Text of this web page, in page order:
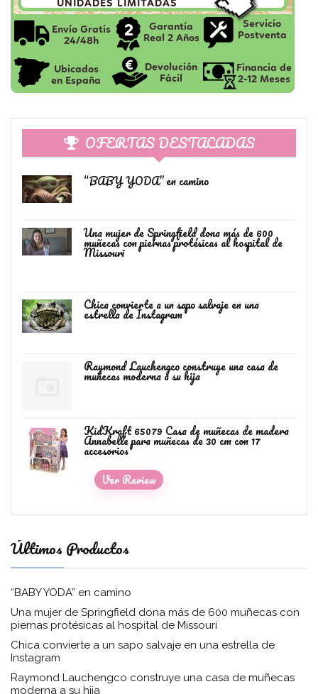
OFERTAS DESTACADAS
“BABY YODA” en camino
Una mujer de Springfield dona más de 600
muñecas con piernas protésicas al hospital de
Missouri
Chica convierte a un sapo salvaje en una
estrella de Instagram
Raymond Lauchengco construye una casa de
muñecas moderna a su hija
KidKraft 65079 Casa de muñecas de madera
Annabelle para muñecas de 30 cm con 17
accesorios
Ver Review
Últimos Productos
“BABY YODA” en camino
Una mujer de Springfield dona más de 600 muñecas con
piernas protésicas al hospital de Missouri
Chica convierte a un sapo salvaje en una estrella de
Instagram
Raymond Lauchengco construye una casa de muñecas
moderna a su hija